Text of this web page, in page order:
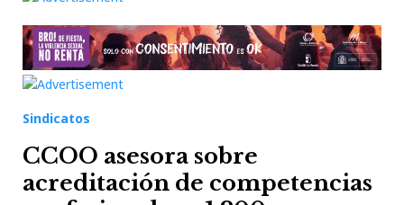
Sindicatos
CCOO asesora sobre
acreditación de competencias